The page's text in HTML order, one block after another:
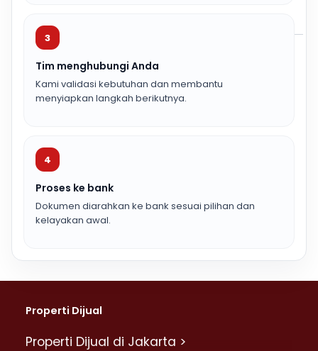
3
Tim menghubungi Anda
Kami validasi kebutuhan dan membantu
menyiapkan langkah berikutnya.
4
Proses ke bank
Dokumen diarahkan ke bank sesuai pilihan dan
kelayakan awal.
Properti Dijual
Properti Dijual di Jakarta >